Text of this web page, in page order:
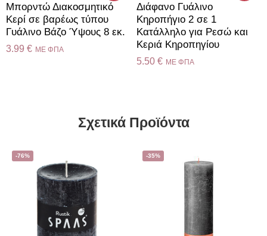
Μπορντώ Διακοσμητικό
Κερί σε βαρέως τύπου
Γυάλινο Βάζο Ύψους 8 εκ.
3.99 € ME ΦΠΑ
Διάφανο Γυάλινο
Κηροπήγιο 2 σε 1
Κατάλληλο για Ρεσώ και
Κεριά Κηροπηγίου
5.50 € ME ΦΠΑ
Σχετικά Προϊόντα
-76% -35%